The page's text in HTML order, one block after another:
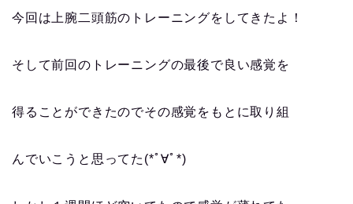
今回は上腕二頭筋のトレーニングをしてきたよ！
そして前回のトレーニングの最後で良い感覚を
得ることができたのでその感覚をもとに取り組
んでいこうと思ってた(*ﾟ∀ﾟ*)